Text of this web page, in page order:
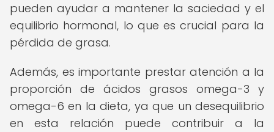
pueden ayudar a mantener la saciedad y el
equilibrio hormonal, lo que es crucial para la
pérdida de grasa.
Además, es importante prestar atención a la
proporción de ácidos grasos omega-3 y
omega-6 en la dieta, ya que un desequilibrio
en esta relación puede contribuir a la